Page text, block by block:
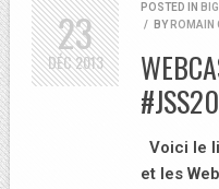
POSTED IN
/
BY ROMAIN
Voici le
et les
23
DÉC2013